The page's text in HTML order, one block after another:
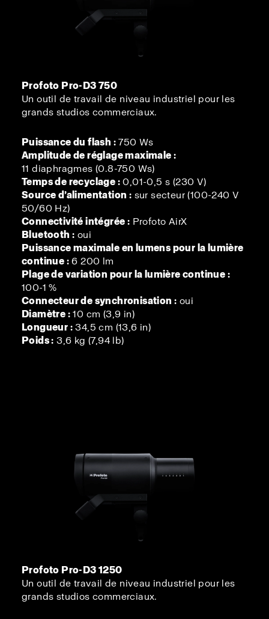
Profoto Pro-D3 750
Un outil de travail de niveau industriel pour les
grands studios commerciaux.
Puissance du flash : 750 Ws
Amplitude de réglage maximale :
11 diaphragmes (0.8-750 Ws)
Temps de recyclage : 0,01-0,5 s (230 V)
Source d’alimentation : sur secteur (100-240 V
50/60 Hz)
Connectivité intégrée : Profoto AirX
Bluetooth : oui
Puissance maximale en lumens pour la lumière
continue : 6 200 lm
Plage de variation pour la lumière continue :
100-1 %
Connecteur de synchronisation : oui
Diamètre : 10 cm (3,9 in)
Longueur : 34,5 cm (13,6 in)
Poids : 3,6 kg (7,94 lb)
Profoto Pro-D3 1250
Un outil de travail de niveau industriel pour les
grands studios commerciaux.